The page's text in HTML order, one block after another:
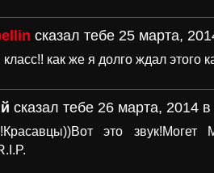
сказал тебе 25 марта,
класс!! как же я долго ждал этого
сказал тебе 26 марта, 2014
это